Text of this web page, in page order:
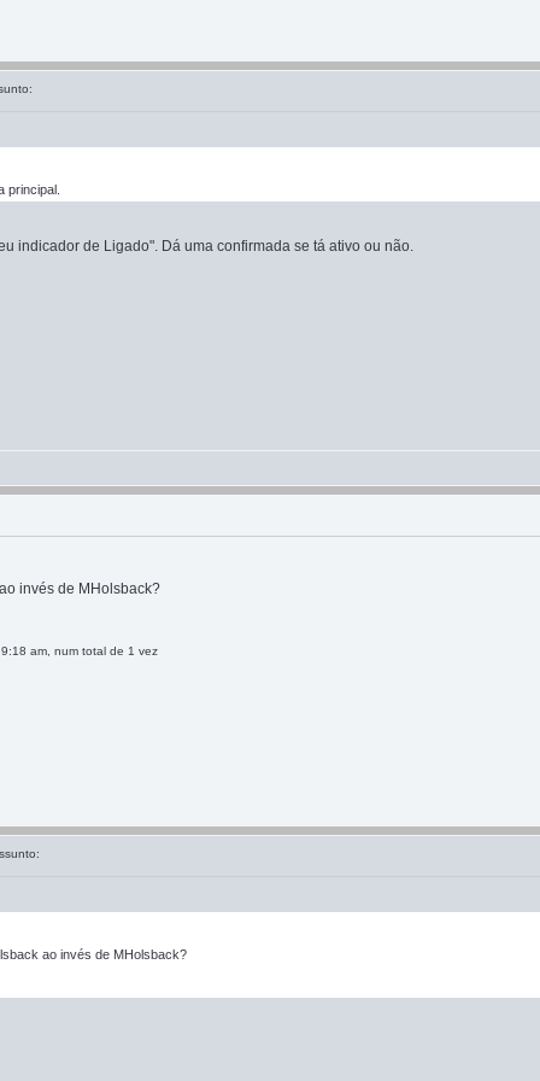
principal.
indicador de Ligado". Dá uma confirmada se tá ativo ou não.
invés de MHolsback?
am, num total de 1 vez
ao invés de MHolsback?